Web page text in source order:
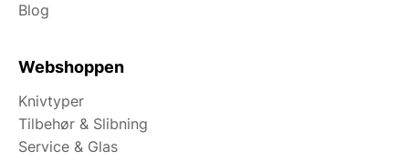
Blog
Webshoppen
Knivtyper
Tilbehør & Slibning
Service & Glas